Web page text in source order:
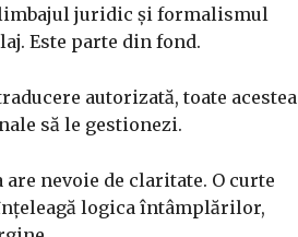
juridic și formalismul
Este parte din fond.
autorizată, toate acestea
să le gestionezi.
nevoie de claritate. O curte
logica întâmplărilor,